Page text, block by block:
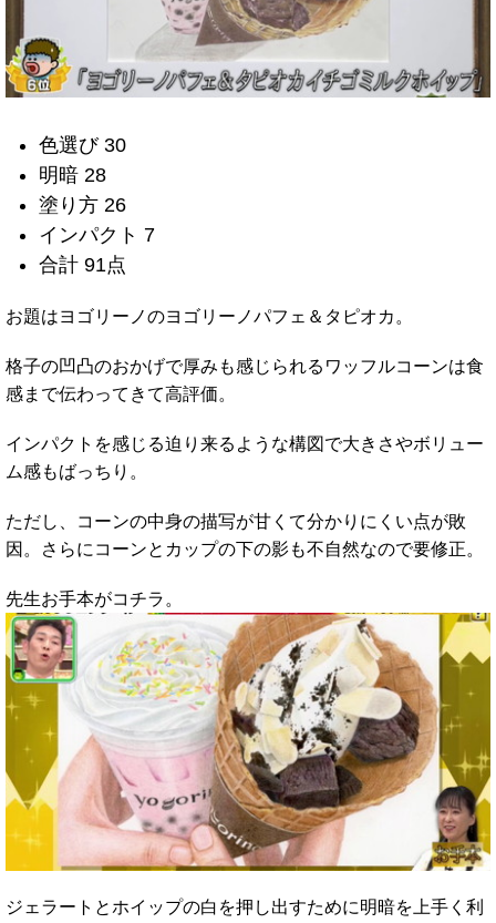
色選び 30
明暗 28
塗り方 26
インパクト 7
合計 91点
お題はヨゴリーノのヨゴリーノパフェ＆タピオカ。
格子の凹凸のおかげで厚みも感じられるワッフルコーンは食
感まで伝わってきて高評価。
インパクトを感じる迫り来るような構図で大きさやボリュー
ム感もばっちり。
ただし、コーンの中身の描写が甘くて分かりにくい点が敗
因。さらにコーンとカップの下の影も不自然なので要修正。
先生お手本がコチラ。
ジェラートとホイップの白を押し出すために明暗を上手く利